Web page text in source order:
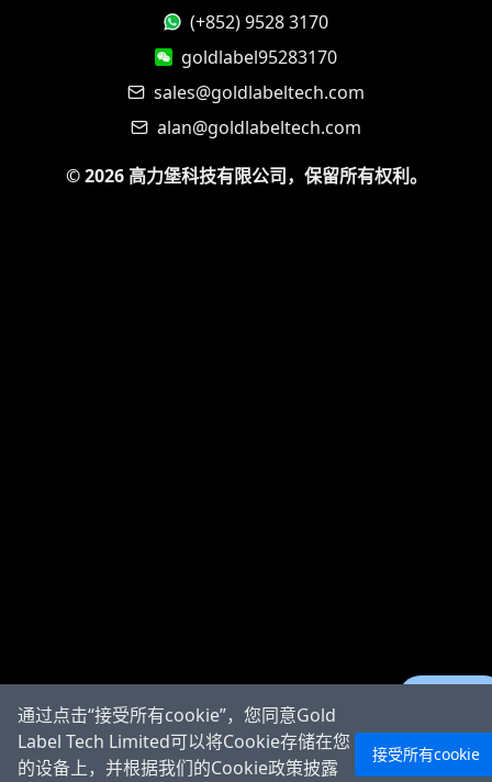
通过点击“接受所有cookie”，您同意Gold
Label Tech Limited可以将Cookie存储在您
的设备上，并根据我们的Cookie政策披露
接受所有cookie
(+852) 9528 3170
goldlabel95283170
sales@goldlabeltech.com
alan@goldlabeltech.com
©2026 高力堡科技有限公司，保留所有权利。